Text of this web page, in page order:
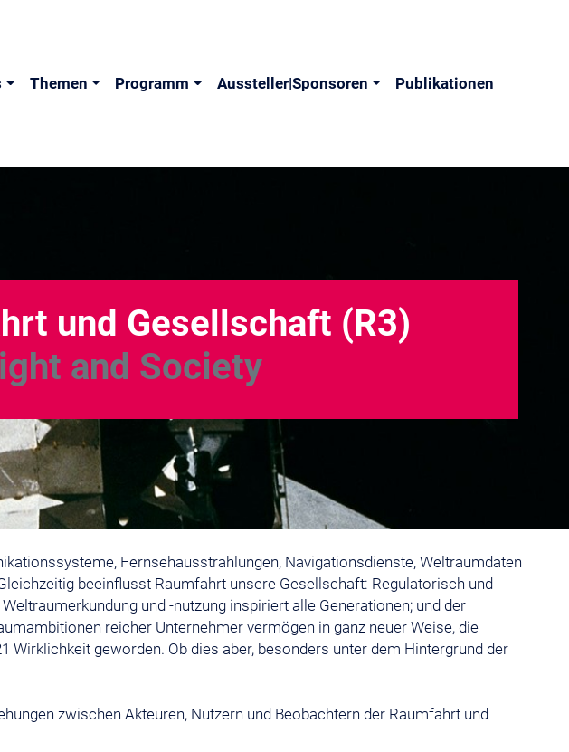
Themen Programm Aussteller|Sponsoren Publikationen
und Gesellschaft (R3)
and Society
Fernsehausstrahlungen, Navigationsdienste, Weltraumdaten
beeinflusst Raumfahrt unsere Gesellschaft: Regulatorisch und
und -nutzung inspiriert alle Generationen; und der
reicher Unternehmer vermögen in ganz neuer Weise, die
geworden. Ob dies aber, besonders unter dem Hintergrund der
zwischen Akteuren, Nutzern und Beobachtern der Raumfahrt und